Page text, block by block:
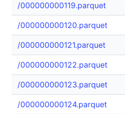
/000000000119.parquet
/000000000120.parquet
/000000000121.parquet
/000000000122.parquet
/000000000123.parquet
/000000000124.parquet